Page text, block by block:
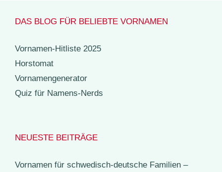
DAS BLOG FÜR BELIEBTE VORNAMEN
Vornamen-Hitliste 2025
Horstomat
Vornamengenerator
Quiz für Namens-Nerds
NEUESTE BEITRÄGE
Vornamen für schwedisch-deutsche Familien –